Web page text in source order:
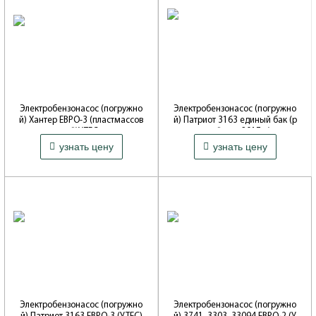
Электробензонасос (погружно
й) Хантер ЕВРО-3 (пластмассов
Артикул: 3151-95-1139020-11
Производитель: УТЕС (Ульяновск)
4 302 ₽
узнать цену
Электробензонасос (погружно
й) Патриот 3163 единый бак (р
Артикул: 3163-00-1139020-20
Производитель: ОАО УАЗ
10 961 ₽
узнать цену
Электробензонасос (погружно
Электробензонасос (погружно